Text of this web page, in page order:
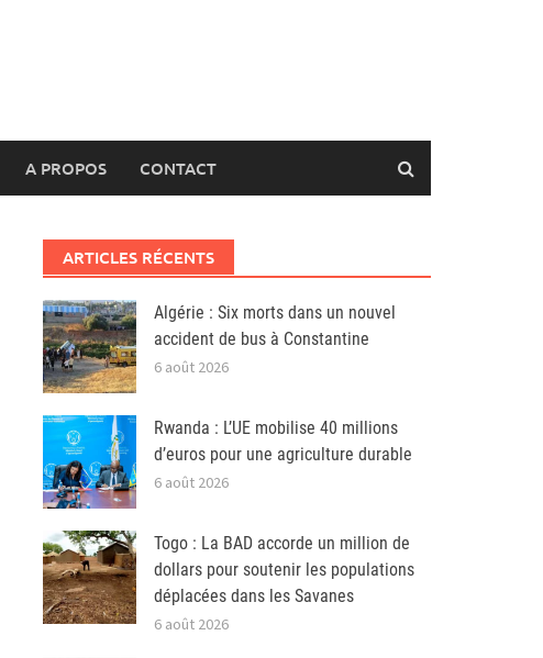
A PROPOS CONTACT
ARTICLES RÉCENTS
Algérie : Six morts dans un nouvel
accident de bus à Constantine
6 août 2026
Rwanda : L’UE mobilise 40 millions
d’euros pour une agriculture durable
6 août 2026
Togo : La BAD accorde un million de
dollars pour soutenir les populations
déplacées dans les Savanes
6 août 2026